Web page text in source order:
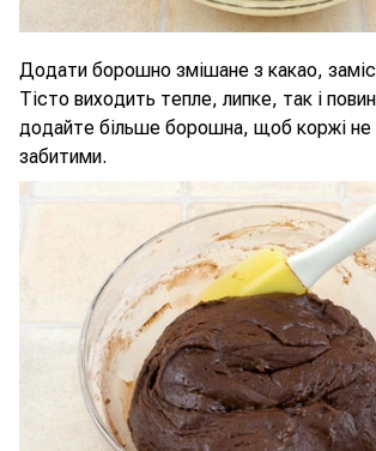
Додати борошно змішане з какао,
Тісто виходить тепле, липке, так і
додайте більше борошна, щоб коржі не
забитими.